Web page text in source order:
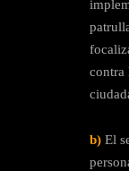
contra
b) El